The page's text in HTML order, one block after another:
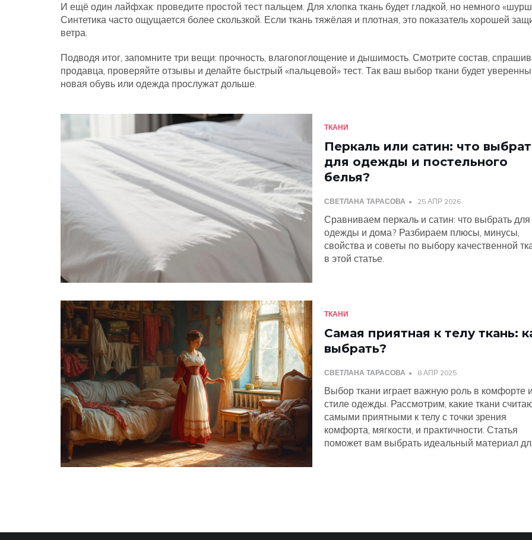
И ещё один лайфхак: проведите простой тест пальцем. Для хлопка ткань будет гладкой, но немного
Синтетика часто ощущается более скользкой. Если ткань тяжёлая и плотная, это показатель хорошей
ветра.
Подводя итог, запомните три вещи: прочность, влагопоглощение и дышимость. Смотрите состав,
продавца, проверяйте отзывы и делайте быстрый «пальцевой» тест. Так ваш выбор ткани будет
новая обувь или одежда прослужат дольше.
ТКАНИ
Перкаль или сатин: что
для одежды и постельного
белья?
СВЕТЛАНА ТАРАСОВА 25 АПР 2026
Сравниваем перкаль и сатин: что выбрать для
одежды и дома? Разбираем плюсы, минусы,
свойства и советы по выбору качественной
в этой статье.
ТКАНИ
Самая приятная к телу ткань:
выбрать?
СВЕТЛАНА ТАРАСОВА 8 АПР 2025
Выбор ткани играет важную роль в комфорте и
стиле одежды. Рассмотрим, какие ткани
самыми приятными к телу с точки зрения
комфорта, мягкости, и практичности. Статья
поможет вам выбрать идеальный материал